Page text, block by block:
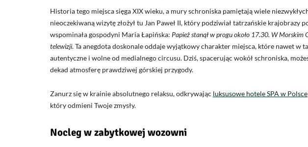
Historia tego miejsca sięga XIX wieku, a mury schroniska pamiętają wiele
nieoczekiwaną wizytę złożył tu Jan Paweł II, który podziwiał tatrzańskie krajobrazy
wspominała gospodyni Maria Łapińska: Papież stanął w progu około 17.30. W Morskim
telewizji. Ta anegdota doskonale oddaje wyjątkowy charakter miejsca, które nawet w
autentyczne i wolne od medialnego circusu. Dziś, spacerując wokół schroniska,
dekad atmosferę prawdziwej górskiej przygody.
Zanurz się w krainie absolutnego relaksu, odkrywając luksusowe hotele SPA w Polsce
który odmieni Twoje zmysły.
Nocleg w zabytkowej wozowni